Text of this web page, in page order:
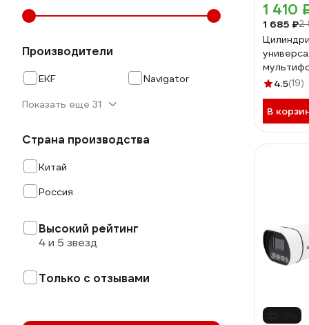
Производители
EKF Navigator
Показать еще 31
Страна производства
Китай
Россия
Высокий рейтинг
4 и 5 звезд
Только с отзывами
1 410
1 685 ₽2
4.5(19)
В